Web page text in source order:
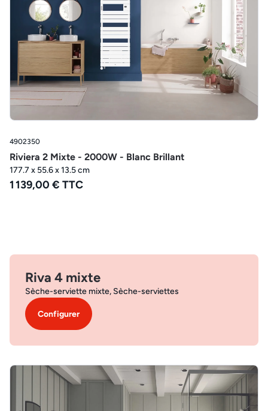
4902350
Riviera 2 Mixte - 2000W - Blanc Brillant
177.7 x 55.6 x 13.5 cm
1 139,00 € TTC
Riva 4 mixte
Sèche-serviette mixte, Sèche-serviettes
Configurer